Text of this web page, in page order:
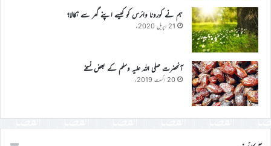
ہم نے کورونا وائرس کو کیسے اپنے گھر سے نکالا؟
21 اپریل 2020ء
آنحضرت صلی اللہ علیہ وسلم کے بعض نسخے
20 اگست 2019ء